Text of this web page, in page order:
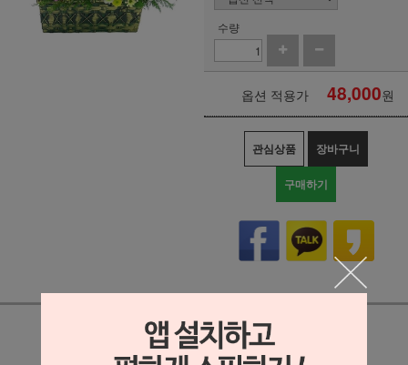
수량
옵션 적용가 48,000원
관심상품 장바구니
구매하기
상세정보 새창 열기